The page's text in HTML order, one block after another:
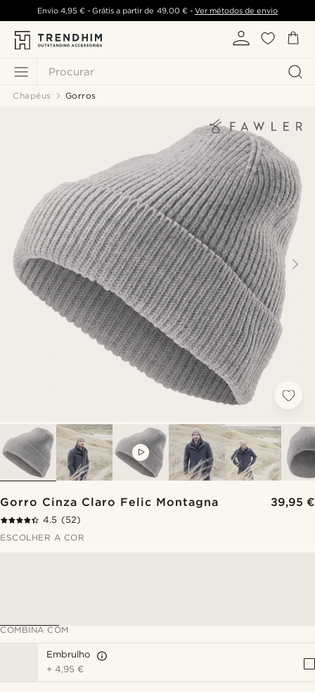
Procurar
Envio 4,95 €- Grátis a partir de 49,00 €- Ver métodos de envio
Chapéus Gorros
Gorro Cinza Claro Felic Montagna 39,95 €
4.5 (52)
ESCOLHER A COR
COMBINA COM
Embrulho
+4,95 €